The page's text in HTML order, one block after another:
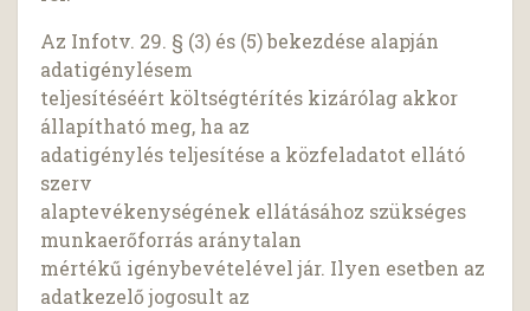
Az Infotv. 29. § (3) és (5) bekezdése alapján
adatigénylésem
teljesítéséért költségtérítés kizárólag akkor
állapítható meg, ha az
adatigénylés teljesítése a közfeladatot ellátó
szerv
alaptevékenységének ellátásához szükséges
munkaerőforrás aránytalan
mértékű igénybevételével jár. Ilyen esetben az
adatkezelő jogosult az